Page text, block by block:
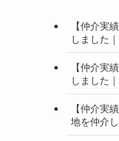
【仲介実
しました
【仲介実
しました
【仲介実
地を仲介